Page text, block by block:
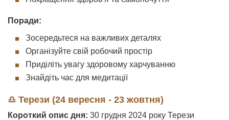
Поради:
Зосередьтеся на важливих деталях
Організуйте свій робочий простір
Приділіть увагу здоровому харчуванню
Знайдіть час для медитації
♎ Терези (24 вересня - 23 жовтня)
Короткий опис дня: 30 грудня 2024 року Терези